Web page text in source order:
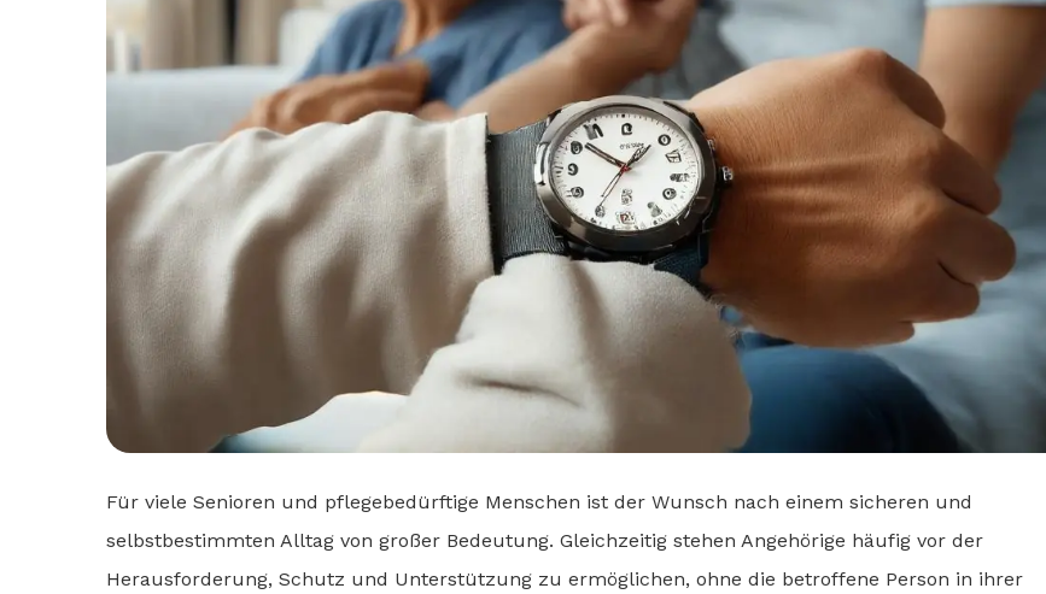
Für viele Senioren und pflegebedürftige Menschen ist der Wunsch nach einem sicheren und
selbstbestimmten Alltag von großer Bedeutung. Gleichzeitig stehen Angehörige häufig vor der
Herausforderung, Schutz und Unterstützung zu ermöglichen, ohne die betroffene Person in ihrer